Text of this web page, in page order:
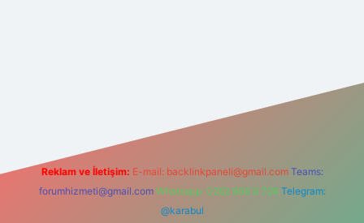
Reklam ve İletişim: E-mail: backlinkpaneli@gmail.com Teams:
forumhizmeti@gmail.com Whatsapp: 0262 606 0 726 Telegram:
@karabul